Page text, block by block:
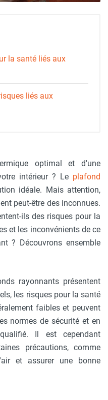
la santé liés aux
liés aux
optimal et d'une
intérieur ? Le plafond
idéale. Mais attention,
peut-être des inconnues.
ils des risques pour la
et les inconvénients de ce
? Découvrons ensemble
rayonnants présentent
les risques pour la santé
faibles et peuvent
normes de sécurité et en
Il est cependant
précautions, comme
et assurer une bonne